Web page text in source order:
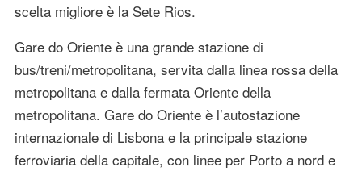
scelta migliore è la Sete Rios.
Gare do Oriente è una grande stazione di
bus/treni/metropolitana, servita dalla linea rossa della
metropolitana e dalla fermata Oriente della
metropolitana. Gare do Oriente è l’autostazione
internazionale di Lisbona e la principale stazione
ferroviaria della capitale, con linee per Porto a nord e